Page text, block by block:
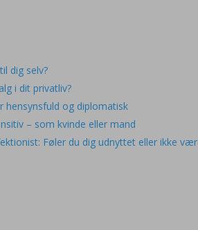
dig selv?
i dit privatliv?
hensynsfuld og diplomatisk
– som kvinde eller mand
Føler du dig udnyttet eller ikke